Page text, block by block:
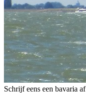
Schrijf eens een bavaria af